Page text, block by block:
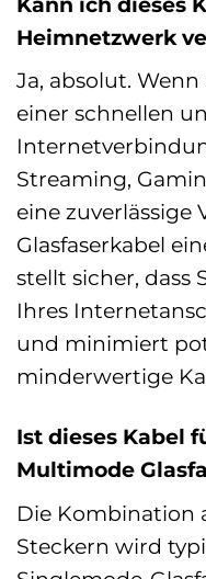
Heimnetzwerk
Ja, absolut.
einer schnellen
Streaming,
eine zuverlässige
Glasfaserkabel
stellt sicher, dass
Ihres
und minimiert
minderwertige
Ist dieses Kabel
Multimode
Die Kombination
Steckern wird